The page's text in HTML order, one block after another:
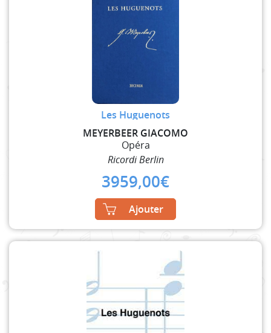
Les Huguenots
MEYERBEER GIACOMO
Opéra
Ricordi Berlin
3959,00€
Ajouter